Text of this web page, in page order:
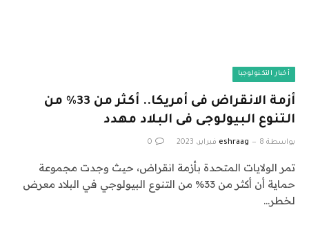
أخبار التكنولوجيا
أزمة الانقراض فى أمريكا.. أكثر من 33% من
التنوع البيولوجى فى البلاد مهدد
بواسطة eshraag 8 فبراير، 2023 0
تمر الولايات المتحدة بأزمة انقراض، حيث وجدت مجموعة
حماية أن أكثر من 33% من التنوع البيولوجي في البلاد معرض
لخطر…